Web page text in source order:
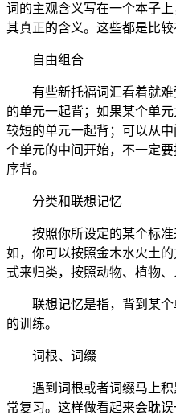
词的主观含义写在一个本子
其真正的含义。这些都是比较
自由组合
有些新托福词汇看着就难
的单元一起背；如果某个单
较短的单元一起背；可以从
个单元的中间开始，不一定
序背。
分类和联想记忆
按照你所设定的某个标准
如，你可以按照金木水火土
式来归类，按照动物、植物
联想记忆是指，背到某个
的训练。
词根、词缀
遇到词根或者词缀马上积
常复习。这样做看起来会耽